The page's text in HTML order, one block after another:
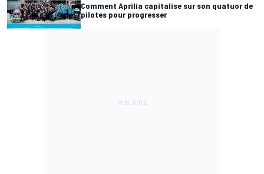
Comment Aprilia capitalise sur son quatuor de
pilotes pour progresser